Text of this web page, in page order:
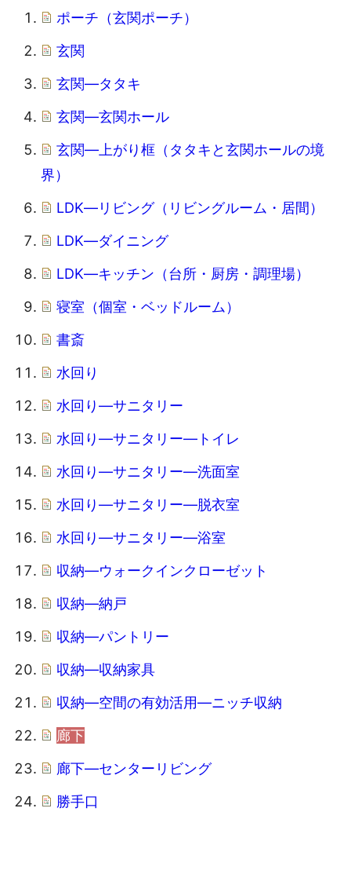
ポーチ（玄関ポーチ）
玄関
玄関―タタキ
玄関―玄関ホール
玄関―上がり框（タタキと玄関ホールの境
界）
LDK―リビング（リビングルーム・居間）
LDK―ダイニング
LDK―キッチン（台所・厨房・調理場）
寝室（個室・ベッドルーム）
書斎
水回り
水回り―サニタリー
水回り―サニタリー―トイレ
水回り―サニタリー―洗面室
水回り―サニタリー―脱衣室
水回り―サニタリー―浴室
収納―ウォークインクローゼット
収納―納戸
収納―パントリー
収納―収納家具
収納―空間の有効活用―ニッチ収納
廊下
廊下―センターリビング
勝手口